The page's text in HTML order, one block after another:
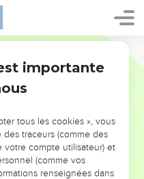
!
VOUS ÉVITER LES
?
importante
tous les cookies », vous
traceurs (comme des
compte utilisateur) et
(comme vos
renseignées dans